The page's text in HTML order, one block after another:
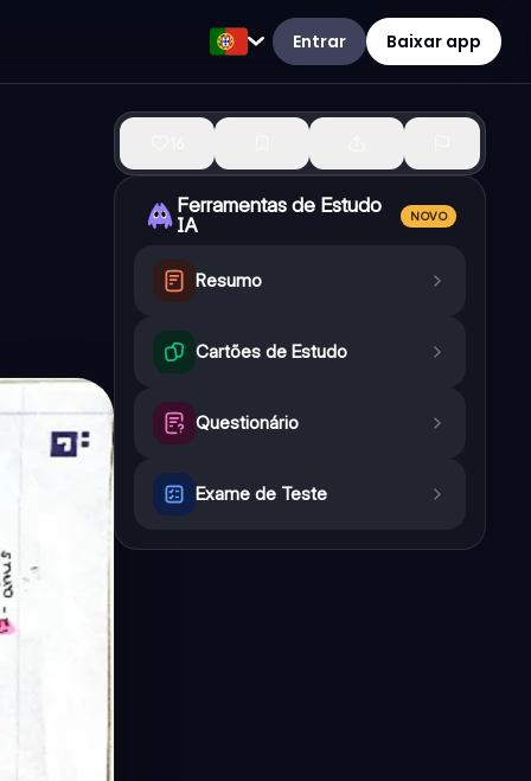
Entrar Baixar app
Ferramentas de Estudo
IA
NOVO
Resumo
Cartões de Estudo
Questionário
Exame de Teste